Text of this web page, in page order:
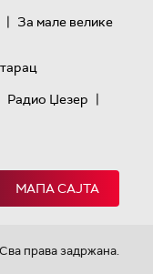
| За мале велике
Радио Џезер |
МАПА САЈТА
права задржана.